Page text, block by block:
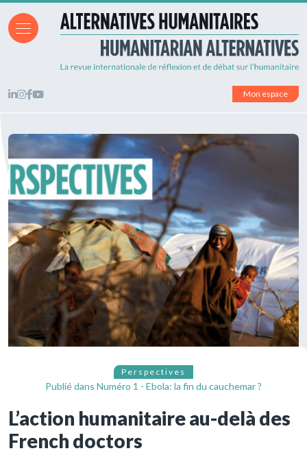
Mon espace
Perspectives
Publié dans Numéro 1 - Ebola: la fin du cauchemar ?
L’action humanitaire au-delà des
French doctors